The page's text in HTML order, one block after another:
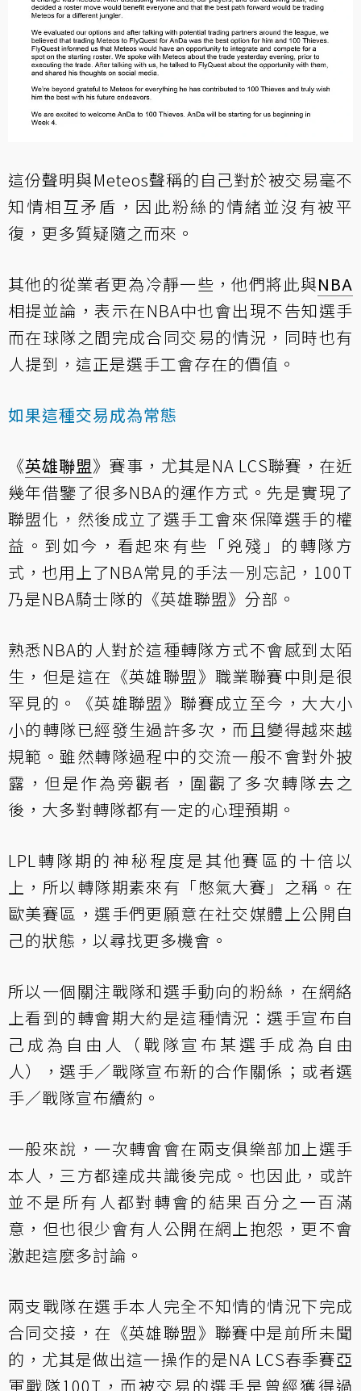
這份聲明與Meteos聲稱的自己對於被交易毫不
知情相互矛盾，因此粉絲的情緒並沒有被平
復，更多質疑隨之而來。
其他的從業者更為冷靜一些，他們將此與NBA
相提並論，表示在NBA中也會出現不告知選手
而在球隊之間完成合同交易的情況，同時也有
人提到，這正是選手工會存在的價值。
如果這種交易成為常態
《英雄聯盟》賽事，尤其是NA LCS聯賽，在近
幾年借鑒了很多NBA的運作方式。先是實現了
聯盟化，然後成立了選手工會來保障選手的權
益。到如今，看起來有些「兇殘」的轉隊方
式，也用上了NBA常見的手法—別忘記，100T
乃是NBA騎士隊的《英雄聯盟》分部。
熟悉NBA的人對於這種轉隊方式不會感到太陌
生，但是這在《英雄聯盟》職業聯賽中則是很
罕見的。《英雄聯盟》聯賽成立至今，大大小
小的轉隊已經發生過許多次，而且變得越來越
規範。雖然轉隊過程中的交流一般不會對外披
露，但是作為旁觀者，圍觀了多次轉隊去之
後，大多對轉隊都有一定的心理預期。
LPL轉隊期的神秘程度是其他賽區的十倍以
上，所以轉隊期素來有「憋氣大賽」之稱。在
歐美賽區，選手們更願意在社交媒體上公開自
己的狀態，以尋找更多機會。
所以一個關注戰隊和選手動向的粉絲，在網絡
上看到的轉會期大約是這種情況：選手宣布自
己成為自由人（戰隊宣布某選手成為自由
人），選手／戰隊宣布新的合作關係；或者選
手／戰隊宣布續約。
一般來說，一次轉會會在兩支俱樂部加上選手
本人，三方都達成共識後完成。也因此，或許
並不是所有人都對轉會的結果百分之一百滿
意，但也很少會有人公開在網上抱怨，更不會
激起這麼多討論。
兩支戰隊在選手本人完全不知情的情況下完成
合同交接，在《英雄聯盟》聯賽中是前所未聞
的，尤其是做出這一操作的是NA LCS春季賽亞
軍戰隊100T，而被交易的選手是曾經獲得過